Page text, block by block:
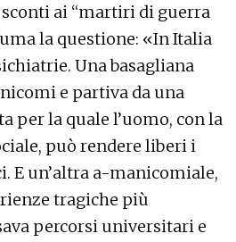
ai “martiri di guerra
la questione: «In Italia
Una basagliana
e partiva da una
per la quale l’uomo, con la
può rendere liberi i
E un’altra a-manicomiale,
tragiche più
percorsi universitari e